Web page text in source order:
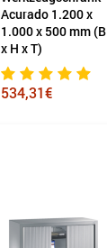
Serie 2000 1.600 x
1.950 x 400 mm (B
x H x T)
819,91€